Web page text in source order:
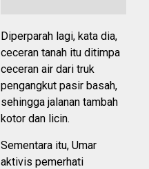
Diperparah lagi, kata dia,
ceceran tanah itu ditimpa
ceceran air dari truk
pengangkut pasir basah,
sehingga jalanan tambah
kotor dan licin.
Sementara itu, Umar
aktivis pemerhati